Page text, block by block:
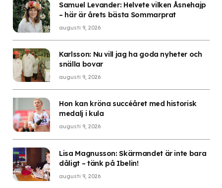
Samuel Levander: Helvete vilken Åsnehajp
– här är årets bästa Sommarprat
augusti 9, 2026
Karlsson: Nu vill jag ha goda nyheter och
snälla bovar
augusti 9, 2026
Hon kan kröna succéåret med historisk
medalj i kula
augusti 9, 2026
Lisa Magnusson: Skärmandet är inte bara
dåligt – tänk på Ibelin!
augusti 9, 2026